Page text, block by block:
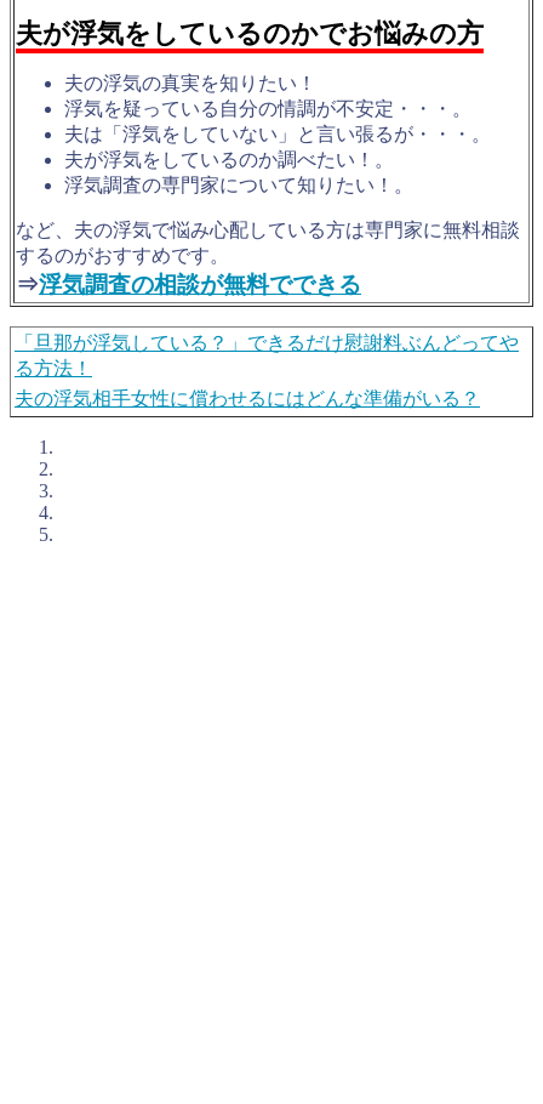
夫が浮気をしているのかでお悩みの方
夫の浮気の真実を知りたい！
浮気を疑っている自分の情調が不安定・・・。
夫は「浮気をしていない」と言い張るが・・・。
夫が浮気をしているのか調べたい！。
浮気調査の専門家について知りたい！。
など、夫の浮気で悩み心配している方は専門家に無料相談
するのがおすすめです。
⇒浮気調査の相談が無料でできる
「旦那が浮気している？」できるだけ慰謝料ぶんどってや
る方法！
夫の浮気相手女性に償わせるにはどんな準備がいる？